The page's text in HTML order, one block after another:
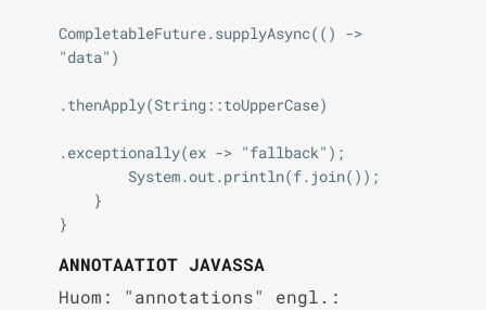
CompletableFuture.supplyAsync(() ->
"data")
.thenApply(String::toUpperCase)
.exceptionally(ex -> "fallback");
ANNOTAATIOT JAVASSA
Huom: "annotations" engl.: